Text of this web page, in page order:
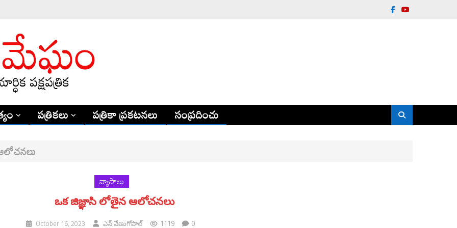
పత్రికలు పత్రికా ప్రకటనలు సంప్రదించు
వ్యాసాలు
ఒక జిజ్ఞాసి లోతైన ఆలోచనలు
October 16, 2023 ఎన్ వేణుగోపాల్ 1119 0